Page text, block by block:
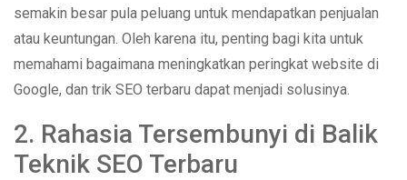
semakin besar pula peluang untuk mendapatkan penjualan
atau keuntungan. Oleh karena itu, penting bagi kita untuk
memahami bagaimana meningkatkan peringkat website di
Google, dan trik SEO terbaru dapat menjadi solusinya.
2. Rahasia Tersembunyi di Balik
Teknik SEO Terbaru